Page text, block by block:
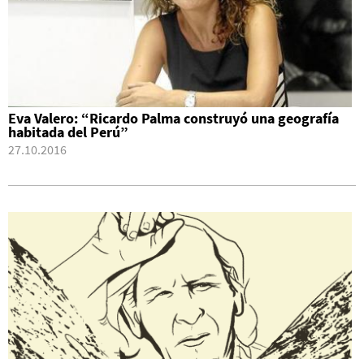
Eva Valero: “Ricardo Palma construyó una geografía
habitada del Perú”
27.10.2016